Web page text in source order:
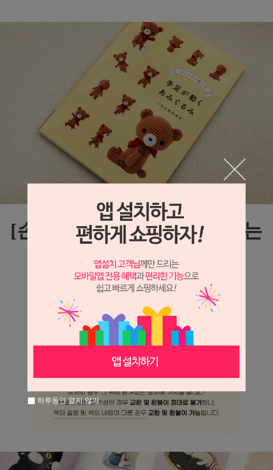
[손뜨개책]팔다리가 움직이는
뜨개 인형
곰, 토끼, 코알라, 코끼리같은 귀여운 동물인형부터
옷을 갈아입힐 수 있는 인형, 키링까지
다양한 손뜨개 인형을 만들 수 있는 도안집입니다.
하루동안 열지 않기